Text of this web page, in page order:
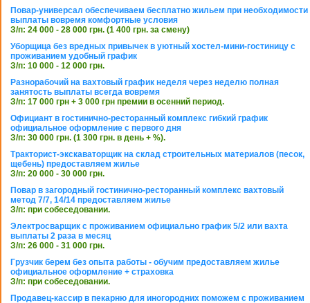
Повар-универсал обеспечиваем бесплатно жильем при необходимости
выплаты вовремя комфортные условия
З/п: 24 000 - 28 000 грн. (1 400 грн. за смену)
Уборщица без вредных привычек в уютный хостел-мини-гостиницу с
проживанием удобный график
З/п: 10 000 - 12 000 грн.
Разнорабочий на вахтовый график неделя через неделю полная
занятость выплаты всегда вовремя
З/п: 17 000 грн + 3 000 грн премии в осенний период.
Официант в гостинично-ресторанный комплекс гибкий график
официальное оформление с первого дня
З/п: 30 000 грн. (1 300 грн. в день + %).
Тракторист-экскаваторщик на склад строительных материалов (песок,
щебень) предоставляем жилье
З/п: 20 000 - 30 000 грн.
Повар в загородный гостинично-ресторанный комплекс вахтовый
метод 7/7, 14/14 предоставляем жилье
З/п: при собеседовании.
Электросварщик с проживанием официально график 5/2 или вахта
выплаты 2 раза в месяц
З/п: 26 000 - 31 000 грн.
Грузчик берем без опыта работы - обучим предоставляем жилье
официальное оформление + страховка
З/п: при собеседовании.
Продавец-кассир в пекарню для иногородних поможем с проживанием